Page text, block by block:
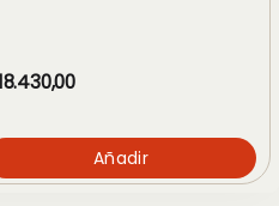
Añadir